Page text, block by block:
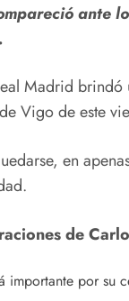
ante
Madrid
Vigo de este
en
de
importante por su